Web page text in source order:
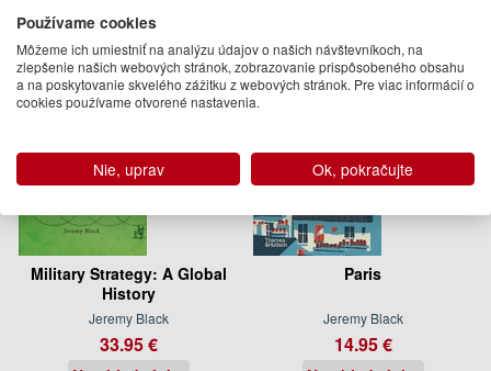
Military Strategy: A Global
History
Jeremy Black
33.95 €
Paris
Jeremy Black
14.95 €
Používame cookies
Môžeme ich umiestniť na analýzu údajov o našich návštevníkoch, na
zlepšenie našich webových stránok, zobrazovanie prispôsobeného obsahu
a na poskytovanie skvelého zážitku z webových stránok. Pre viac informácií o
cookies používame otvorené nastavenia.
Nie, uprav Ok, pokračujte